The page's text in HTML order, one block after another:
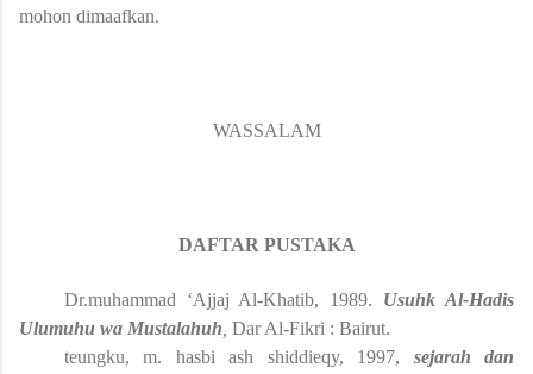
mohon dimaafkan.
WASSALAM
DAFTAR PUSTAKA
Dr.muhammad ‘Ajjaj Al-Khatib, 1989. Usuhk Al-Hadis
Ulumuhu wa Mustalahuh Dar Al-Fikri : Bairut.
teungku, m. hasbi ash shiddieqy, 1997, sejarah dan